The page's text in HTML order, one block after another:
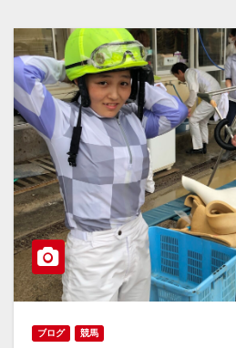
ブログ 競馬